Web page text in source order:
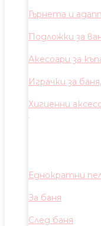
Гърнета и
Подложки за
Акесоари за
Играчки за
Хигиенни
Еднократни
За баня
След баня